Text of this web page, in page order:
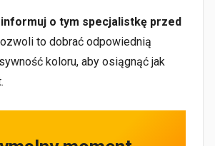
o tym specjalistkę przed
to dobrać odpowiednią
koloru, aby osiągnąć jak